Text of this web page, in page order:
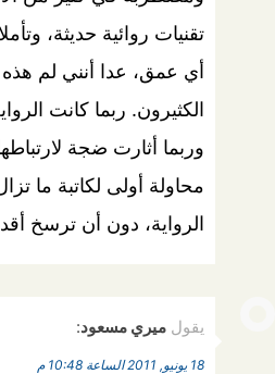
تقنيات روائية حديثة،
أي عمق، عدا أنني لم هذه
الكثيرون. ربما كانت
وربما أثارت ضجة
محاولة أولى لكاتبة ما
الرواية، دون أن ترسخ
يقول ميري مسعود:
18 يونيو, 2011 الساعة 10:48 م